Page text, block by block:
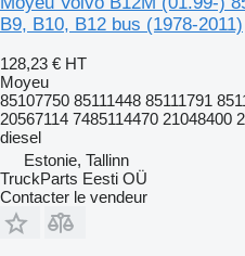
B9, B10, B12 bus (1978-2011)
128,23 € HT
Moyeu
85107750 85111448 85111791
20567114 7485114470 21048400
diesel
Estonie, Tallinn
TruckParts Eesti OÜ
Contacter le vendeur